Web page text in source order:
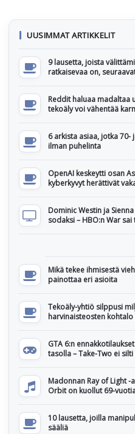
UUSIMMAT ARTIKKELIT
9 lausetta, joista
ratkaisevaa on,
Reddit haluaa madaltaa
tekoäly voi vähentää
6 arkista asiaa, jotka
ilman puhelinta
OpenAI keskeytti osan
kyberkyvyt herättivät
Dominic Westin ja
sodaksi – HBO:n War
Mikä tekee ihmisestä
painottaa eri asioita
Tekoäly-yhtiö silppusi
harvinaisteosten
GTA 6:n
tasolla – Take-Two ei
Madonnan Ray of Light
Orbit on kuollut 69-
10 lausetta, joilla
sääliä